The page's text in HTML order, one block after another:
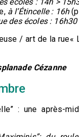
à l’Étincelle : 16h
des écoles :
/ art de la rue«
Cézanne
: une après-